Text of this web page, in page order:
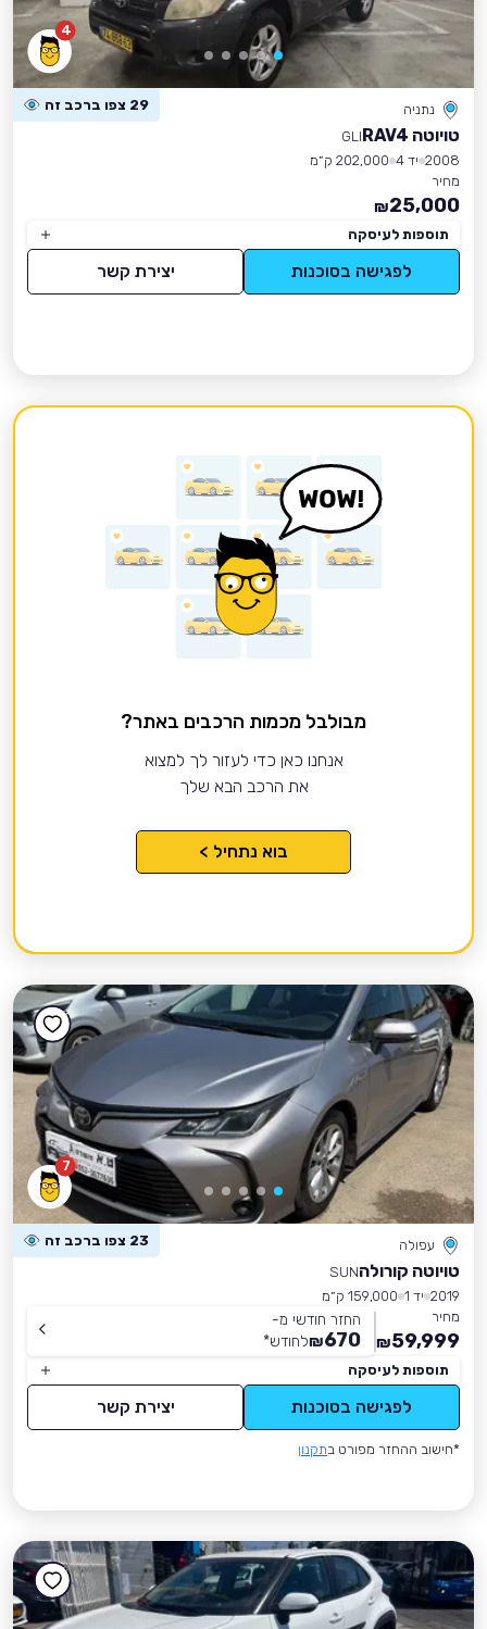
4
נתניה 29 צפו ברכב זה
טויוטה RAV4
GLI
2008 יד 4
202,000 ק״מ
מחיר
25,000
₪
תוספות לעיסקה
לפגישה בסוכנות יצירת קשר
מבולבל מכמות הרכבים באתר?
אנחנו כאן כדי לעזור לך למצוא
את הרכב הבא שלך
בוא נתחיל >
7
עפולה 23 צפו ברכב זה
טויוטה קורולהSUN
2019 יד 1
159,000 ק״מ
מחיר
59,999
₪
החזר חודשי מ-
670
₪לחודש*
תוספות לעיסקה
לפגישה בסוכנות יצירת קשר
*חישוב ההחזר מפורט בתקנון